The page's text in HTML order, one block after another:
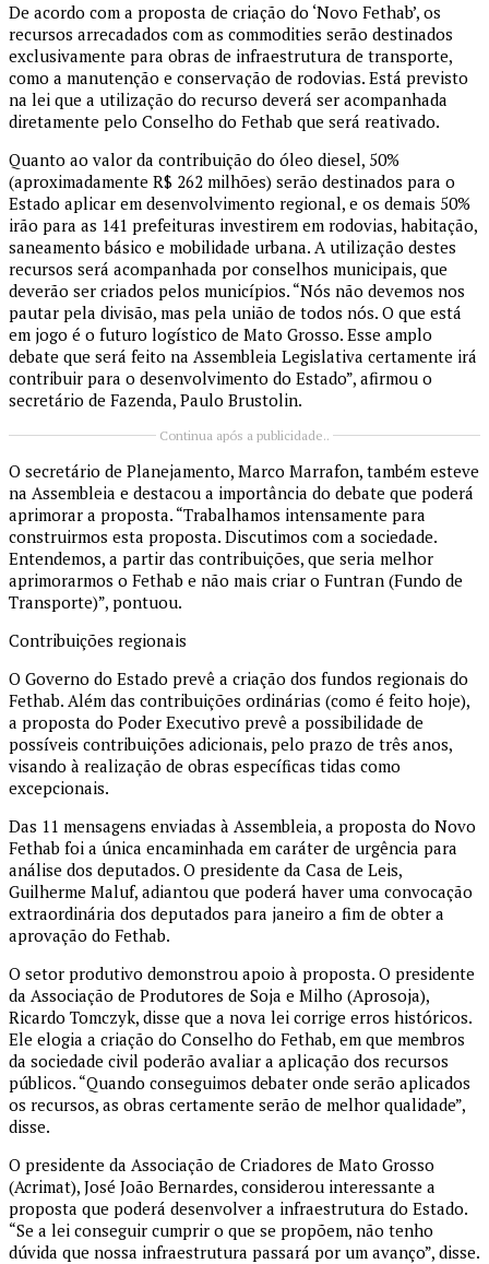
De acordo com a proposta de criação do ‘Novo Fethab’, os
recursos arrecadados com as commodities serão destinados
exclusivamente para obras de infraestrutura de transporte,
como a manutenção e conservação de rodovias. Está previsto
na lei que a utilização do recurso deverá ser acompanhada
diretamente pelo Conselho do Fethab que será reativado.
Quanto ao valor da contribuição do óleo diesel, 50%
(aproximadamente R$ 262 milhões) serão destinados para o
Estado aplicar em desenvolvimento regional, e os demais 50%
irão para as 141 prefeituras investirem em rodovias, habitação,
saneamento básico e mobilidade urbana. A utilização destes
recursos será acompanhada por conselhos municipais, que
deverão ser criados pelos municípios. “Nós não devemos nos
pautar pela divisão, mas pela união de todos nós. O que está
em jogo é o futuro logístico de Mato Grosso. Esse amplo
debate que será feito na Assembleia Legislativa certamente irá
contribuir para o desenvolvimento do Estado”, afirmou o
secretário de Fazenda, Paulo Brustolin.
Continua após a publicidade..
O secretário de Planejamento, Marco Marrafon, também esteve
na Assembleia e destacou a importância do debate que poderá
aprimorar a proposta. “Trabalhamos intensamente para
construirmos esta proposta. Discutimos com a sociedade.
Entendemos, a partir das contribuições, que seria melhor
aprimorarmos o Fethab e não mais criar o Funtran (Fundo de
Transporte)”, pontuou.
Contribuições regionais
O Governo do Estado prevê a criação dos fundos regionais do
Fethab. Além das contribuições ordinárias (como é feito hoje),
a proposta do Poder Executivo prevê a possibilidade de
possíveis contribuições adicionais, pelo prazo de três anos,
visando à realização de obras específicas tidas como
excepcionais.
Das 11 mensagens enviadas à Assembleia, a proposta do Novo
Fethab foi a única encaminhada em caráter de urgência para
análise dos deputados. O presidente da Casa de Leis,
Guilherme Maluf, adiantou que poderá haver uma convocação
extraordinária dos deputados para janeiro a fim de obter a
aprovação do Fethab.
O setor produtivo demonstrou apoio à proposta. O presidente
da Associação de Produtores de Soja e Milho (Aprosoja),
Ricardo Tomczyk, disse que a nova lei corrige erros históricos.
Ele elogia a criação do Conselho do Fethab, em que membros
da sociedade civil poderão avaliar a aplicação dos recursos
públicos. “Quando conseguimos debater onde serão aplicados
os recursos, as obras certamente serão de melhor qualidade”,
disse.
O presidente da Associação de Criadores de Mato Grosso
(Acrimat), José João Bernardes, considerou interessante a
proposta que poderá desenvolver a infraestrutura do Estado.
“Se a lei conseguir cumprir o que se propõem, não tenho
dúvida que nossa infraestrutura passará por um avanço”, disse.